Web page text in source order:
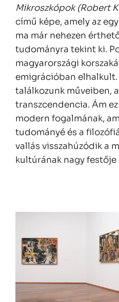
Mikroszkópok (Robert
című képe, amely az
ma már nehezen
tudományra tekint ki.
magyarországi
emigrációban elhalkult.
találkozunk műveiben,
transzcendencia. Ám
modern fogalmának,
tudományé és a
vallás visszahúzódik a
kultúrának nagy festője